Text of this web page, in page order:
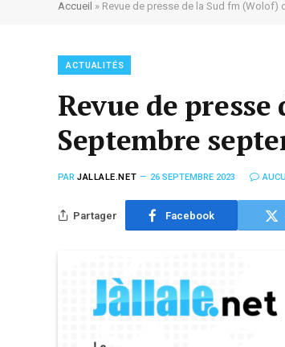
Accueil » Revue de presse de la Sud fm (Wolof)
ACTUALITÉS
Revue de
Septembre
PAR JALLALE.NET 26 SEPTEMBRE 2023
Partager Facebook